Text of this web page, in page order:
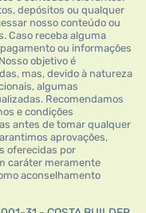
depósitos ou qualquer
nosso conteúdo ou
Caso receba alguma
ou informações
objetivo é
mas, devido à natureza
algumas
Recomendamos
e condições
antes de tomar qualquer
aprovações,
oferecidas por
caráter meramente
aconselhamento